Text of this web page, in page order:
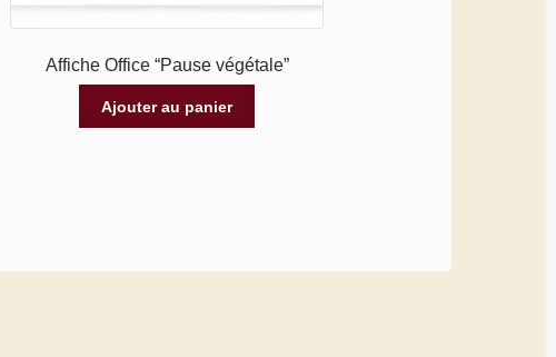
Affiche Office “Pause végétale”
Ajouter au panier